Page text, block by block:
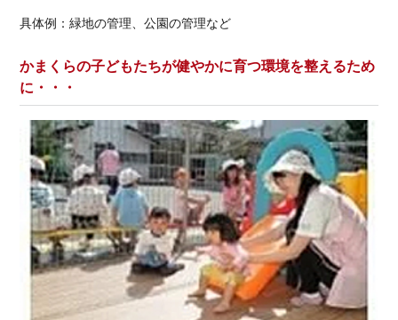
具体例：緑地の管理、公園の管理など
かまくらの子どもたちが健やかに育つ環境を整えるため
に・・・